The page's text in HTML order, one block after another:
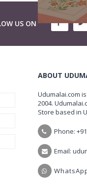
US ON
ABOUT
Udumalai.com
2004.
Store based in
Phone:
Email: